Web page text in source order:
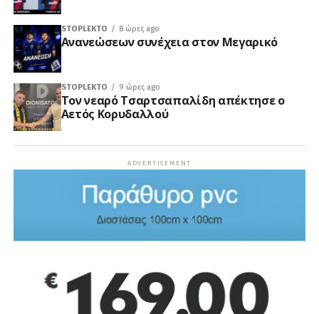
STOPLEKTO 8 ώρες ago
Ανανεώσεων συνέχεια στον Μεγαρικό
STOPLEKTO 9 ώρες ago
Τον νεαρό Τσαρτσαπαλίδη απέκτησε ο
Αετός Κορυδαλλού
ADVERTISEMENT